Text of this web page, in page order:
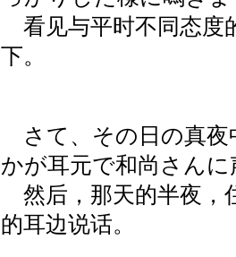
看见与平时不同态度
下。
さて、その日の真夜
かが耳元で和尚さん
然后，那天的半夜，
的耳边说话。